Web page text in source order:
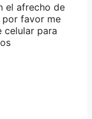
el afrecho de
favor me
celular para